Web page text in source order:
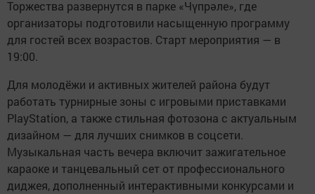
Торжества развернутся в парке «Чүпрәле», где
организаторы подготовили насыщенную программу
для гостей всех возрастов. Старт мероприятия — в
19:00.
Для молодёжи и активных жителей района будут
работать турнирные зоны с игровыми приставками
PlayStation, а также стильная фотозона с актуальным
дизайном — для лучших снимков в соцсети.
Музыкальная часть вечера включит зажигательное
караоке и танцевальный сет от профессионального
диджея, дополненный интерактивными конкурсами и